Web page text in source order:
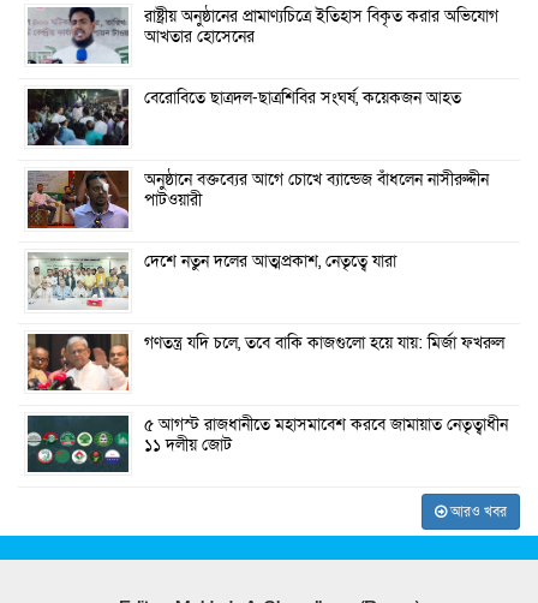
রাষ্ট্রীয় অনুষ্ঠানের প্রামাণ্যচিত্রে ইতিহাস বিকৃত করার অভিযোগ
আখতার হোসেনের
বেরোবিতে ছাত্রদল-ছাত্রশিবির সংঘর্ষ, কয়েকজন আহত
অনুষ্ঠানে বক্তব্যের আগে চোখে ব্যান্ডেজ বাঁধলেন নাসীরুদ্দীন
পাটওয়ারী
দেশে নতুন দলের আত্মপ্রকাশ, নেতৃত্বে যারা
গণতন্ত্র যদি চলে, তবে বাকি কাজগুলো হয়ে যায়: মির্জা ফখরুল
৫ আগস্ট রাজধানীতে মহাসমাবেশ করবে জামায়াত নেতৃত্বাধীন
১১ দলীয় জোট
আরও খবর